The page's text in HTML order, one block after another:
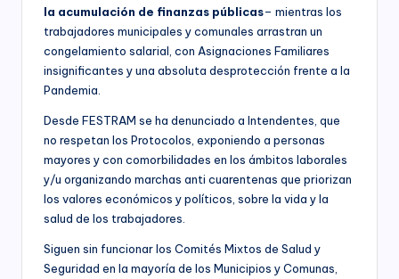
la acumulación de finanzas públicas– mientras los
trabajadores municipales y comunales arrastran un
congelamiento salarial, con Asignaciones Familiares
insignificantes y una absoluta desprotección frente a la
Pandemia.
Desde FESTRAM se ha denunciado a Intendentes, que
no respetan los Protocolos, exponiendo a personas
mayores y con comorbilidades en los ámbitos laborales
y/u organizando marchas anti cuarentenas que priorizan
los valores económicos y políticos, sobre la vida y la
salud de los trabajadores.
Siguen sin funcionar los Comités Mixtos de Salud y
Seguridad en la mayoría de los Municipios y Comunas,